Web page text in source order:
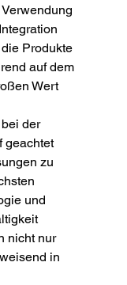
Produkte
auf dem
Wert
der
geachtet
zu
und
nicht nur
in